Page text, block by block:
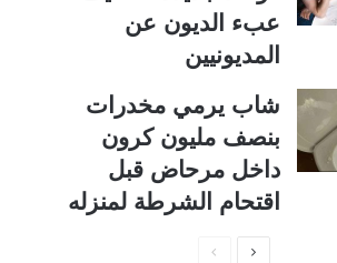
عبء الديون عن
المديونيين
شاب يرمي مخدرات
بنصف مليون كرون
داخل مرحاض قبل
اقتحام الشرطة لمنزله